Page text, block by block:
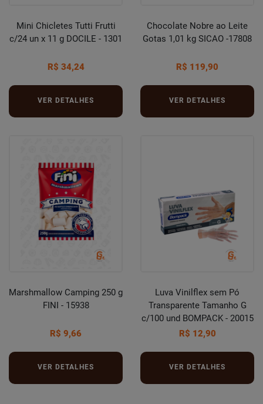
Mini Chicletes Tutti Frutti
c/24 un x 11 g DOCILE - 1301
R$ 34,24
VER DETALHES
Chocolate Nobre ao Leite
Gotas 1,01 kg SICAO -17808
R$ 119,90
VER DETALHES
Marshmallow Camping 250 g
FINI - 15938
R$ 9,66
VER DETALHES
Luva Vinilflex sem Pó
Transparente Tamanho G
c/100 und BOMPACK - 20015
R$ 12,90
VER DETALHES